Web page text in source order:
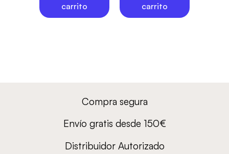
carrito
carrito
Compra segura
Envío gratis desde 150€
Distribuidor Autorizado